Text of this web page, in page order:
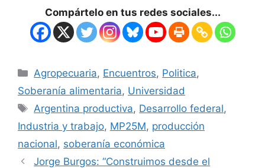
Compártelo en tus redes sociales...
Agropecuaria, Encuentros, Politica,
Soberanía alimentaria, Universidad
Argentina productiva, Desarrollo federal,
Industria y trabajo, MP25M, producción
nacional, soberanía económica
Jorge Burgos: “Construimos desde el